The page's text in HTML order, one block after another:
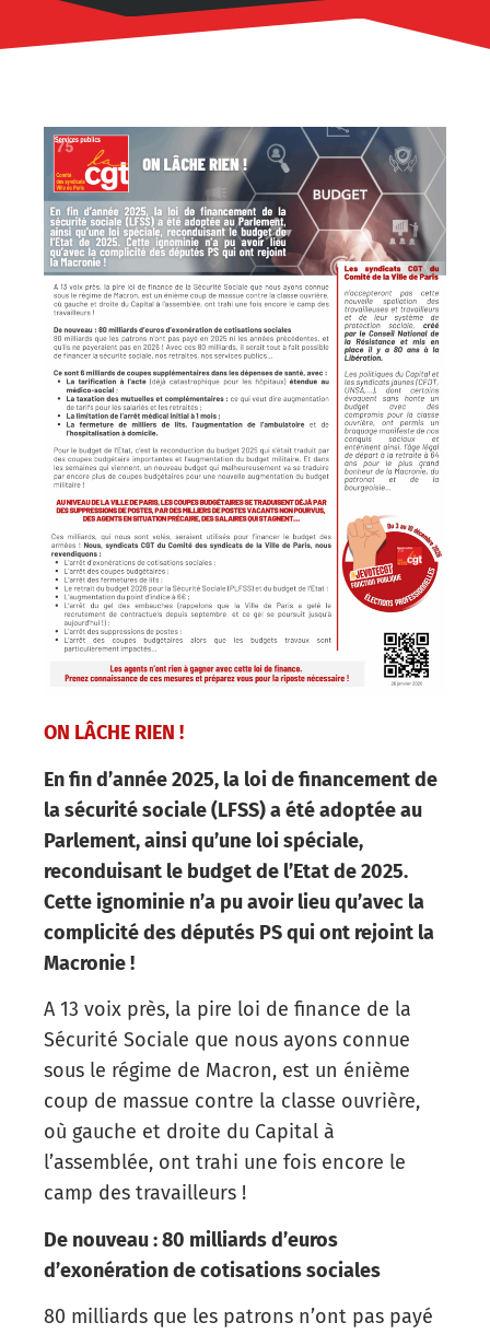
ON LÂCHE RIEN !
En fin d’année 2025, la loi de financement de
la sécurité sociale (LFSS) a été adoptée au
Parlement, ainsi qu’une loi spéciale,
reconduisant le budget de l’Etat de 2025.
Cette ignominie n’a pu avoir lieu qu’avec la
complicité des députés PS qui ont rejoint la
Macronie !
A 13 voix près, la pire loi de finance de la
Sécurité Sociale que nous ayons connue
sous le régime de Macron, est un énième
coup de massue contre la classe ouvrière,
où gauche et droite du Capital à
l’assemblée, ont trahi une fois encore le
camp des travailleurs !
De nouveau : 80 milliards d’euros
d’exonération de cotisations sociales
80 milliards que les patrons n’ont pas payé